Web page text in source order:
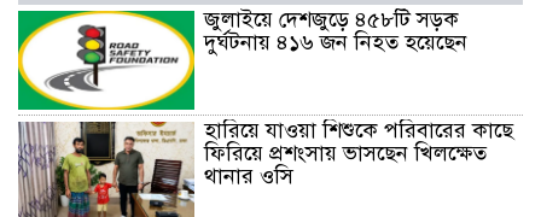
জুলাইয়ে দেশজুড়ে ৪৫৮টি সড়ক
দুর্ঘটনায় ৪১৬ জন নিহত হয়েছেন
হারিয়ে যাওয়া শিশুকে পরিবারের কাছে
ফিরিয়ে প্রশংসায় ভাসছেন খিলক্ষেত
থানার ওসি